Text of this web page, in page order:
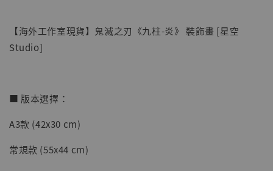
【店內現貨】七龍珠 系列蒐藏雕像 悟空 鳥山
明紀念款 [奇蹟工作室]
【海外工作室現貨】鬼滅之刃《九柱-炎》 裝飾畫 [星空
Studio]
■ 版本選擇：
A3款 (42x30 cm)
常規款 (55x44 cm)